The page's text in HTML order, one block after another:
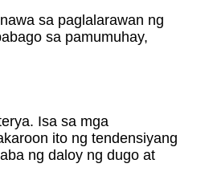
sa paglalarawan ng
sa pamumuhay,
Isa sa mga
ito ng tendensiyang
ng daloy ng dugo at